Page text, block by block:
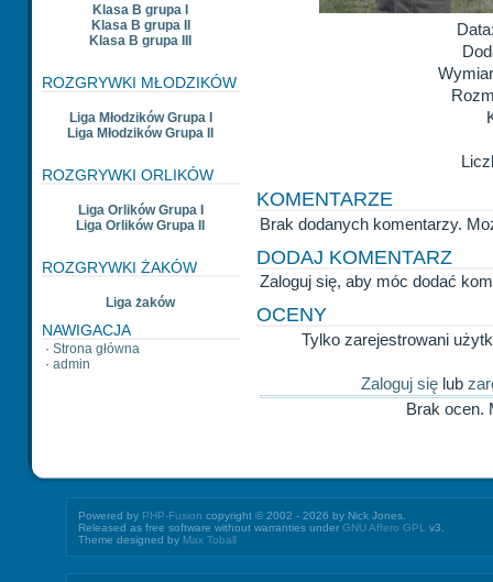
Klasa B grupa I
Klasa B grupa II
Klasa B grupa III
ROZGRYWKI MŁODZIKÓW
Liga Młodzików Grupa I
Liga Młodzików Grupa II
ROZGRYWKI ORLIKÓW
Liga Orlików Grupa I
Liga Orlików Grupa II
ROZGRYWKI ŻAKÓW
Liga żaków
NAWIGACJA
· Strona główna
· admin
KOMENTARZE
Brak dodanych komentarzy.
DODAJ KOMENTARZ
Zaloguj się, aby móc dodać
OCENY
Tylko zarejestrowani
Zaloguj się lub
Brak ocen.
Powered by PHP-Fusion copyright © 2002 - 2026 by Nick Jones.
Released as free software without warranties underGNU Affero GPL
v3.
Theme designed by Max Toball